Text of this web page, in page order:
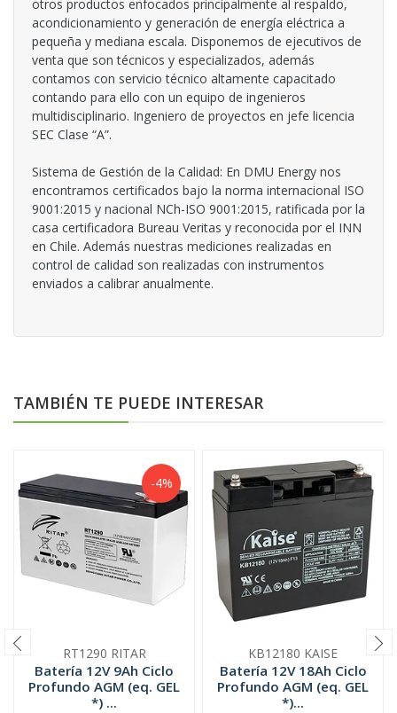
otros productos enfocados principalmente al respaldo,
acondicionamiento y generación de energía eléctrica a
pequeña y mediana escala. Disponemos de ejecutivos de
venta que son técnicos y especializados, además
contamos con servicio técnico altamente capacitado
contando para ello con un equipo de ingenieros
multidisciplinario. Ingeniero de proyectos en jefe licencia
SEC Clase “A”.
Sistema de Gestión de la Calidad: En DMU Energy nos
encontramos certificados bajo la norma internacional ISO
9001:2015 y nacional NCh-ISO 9001:2015, ratificada por la
casa certificadora Bureau Veritas y reconocida por el INN
en Chile. Además nuestras mediciones realizadas en
control de calidad son realizadas con instrumentos
enviados a calibrar anualmente.
TAMBIÉN TE PUEDE INTERESAR
-4%
RT1290 RITAR
Batería 12V 9Ah Ciclo
Profundo AGM (eq. GEL
*) ...
KB12180 KAISE
Batería 12V 18Ah Ciclo
Profundo AGM (eq. GEL
*)...